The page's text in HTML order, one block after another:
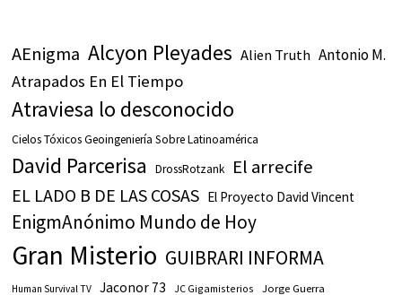
AEnigma Alcyon Pleyades Alien Truth Antonio M.
Atrapados En El Tiempo
Atraviesa lo desconocido
Cielos Tóxicos Geoingeniería Sobre Latinoamérica
David Parcerisa DrossRotzank El arrecife
EL LADO B DE LAS COSAS El Proyecto David Vincent
EnigmAnónimo Mundo de Hoy
Gran Misterio GUIBRARI INFORMA
Human Survival TV Jaconor 73 JC Gigamisterios Jorge Guerra